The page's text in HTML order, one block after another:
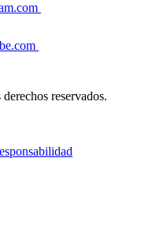
reservados.